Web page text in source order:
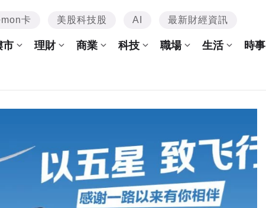
卡 美股科技股 AI 最新財經資訊
市 理財 商業 科技 職場 生活 時事